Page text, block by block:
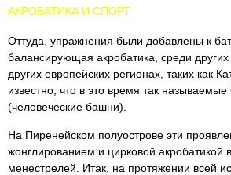
АКРОБАТИКА И СПОРТ
Оттуда, упражнения были добавлены к
балансирующая акробатика, среди
других европейских регионах, таких как
известно, что в это время так
(человеческие башни).
На Пиренейском полуострове эти
жонглированием и цирковой акробатикой
менестрелей. Итак, на протяжении всей